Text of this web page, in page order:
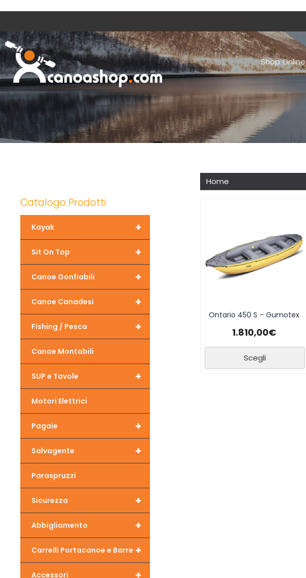
Shop Online
Home
Ontario 450 S – Gumotex
1.810,00€
Scegli
Catalogo Prodotti
+
Kayak
+
Sit On Top
+
Canoe Gonfiabili
+
Canoe Canadesi
+
Fishing / Pesca
Canoe Montabili
+
SUP e Tavole
Motori Elettrici
+
Pagaie
+
Salvagente
Paraspruzzi
+
Sicurezza
+
Abbigliamento
+
Carrelli Portacanoe e Barre
+
Accessori